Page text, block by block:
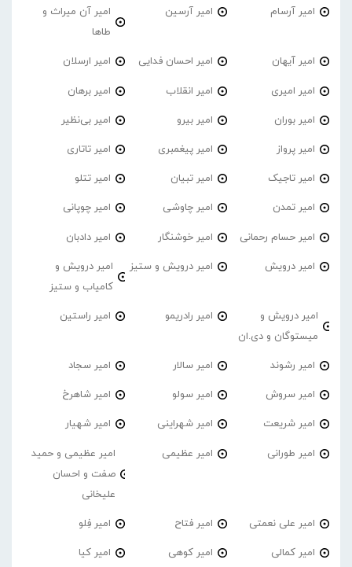
امیر آرسام امیر آرسین
امیر آن میراث و
طاها
امیر آیهان امیر احسان فدایی امیر ارسلان
امیر امیری امیر انقلاب امیر برهان
امیر‌ بوران امیر بیرو امیر بی‌نظیر
امیر پرواز امیر پیغمبری امیر تاتاری
امیر تاجیک امیر تبیان امیر تتلو
امیر تمدن امیر چاوشی امیر چوپانی
امیر حسام رحمانی امیر خوشنگار امیر دادبان
امیر درویش امیر درویش و ستیز
امیر درویش و
کامیاب و ستیز
امیر درویش و
میستوگان و دی.ان
امیر رادریمو امیر راستین
امیر رشوند امیر سالار امیر سجاد
امیر سروش امیر سولو امیر شاهرخ
امیر شریعت امیر شهراینی امیر شهیار
امیر طورانی امیر عظیمی
امیر عظیمی و حمید
صفت و احسان
علیخانی
امیر علی نعمتی امیر فتاح امیر فِلو
امیر کمالی امیر کوهی امیر کیا